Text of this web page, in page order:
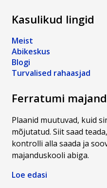
Kasulikud lingid
Meist
Abikeskus
Blogi
Turvalised rahaasjad
Ferratumi
Plaanid muutuvad, kuid
mõjutatud. Siit saad
kontrolli alla saada ja
majanduskooli abiga.
Loe edasi